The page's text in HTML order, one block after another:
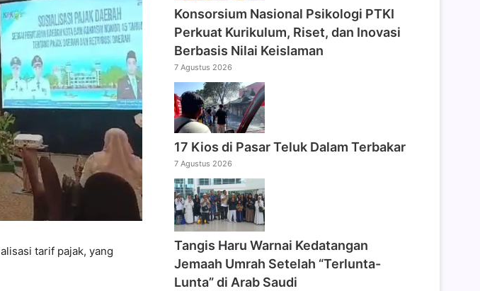
tarif pajak, yang
Konsorsium Nasional Psikologi PTKI
Perkuat Kurikulum, Riset, dan Inovasi
Berbasis Nilai Keislaman
7 Agustus 2026
17 Kios di Pasar Teluk Dalam Terbakar
7 Agustus 2026
Tangis Haru Warnai Kedatangan
Jemaah Umrah Setelah “Terlunta-
Lunta” di Arab Saudi